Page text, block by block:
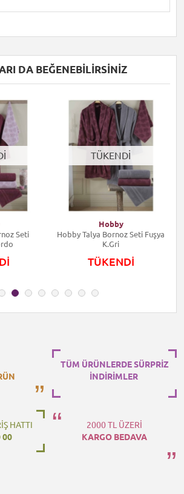
DA BEĞENEBILIRSINIZ
Seti
TÜKENDİ
Hobby
Hobby Talya Bornoz Seti Fuşya
K.Gri
TÜKENDİ
TÜM ÜRÜNLERDE SÜRPRİZ
İNDİRİMLER
HATTI
00
2000 TL ÜZERİ
KARGO BEDAVA